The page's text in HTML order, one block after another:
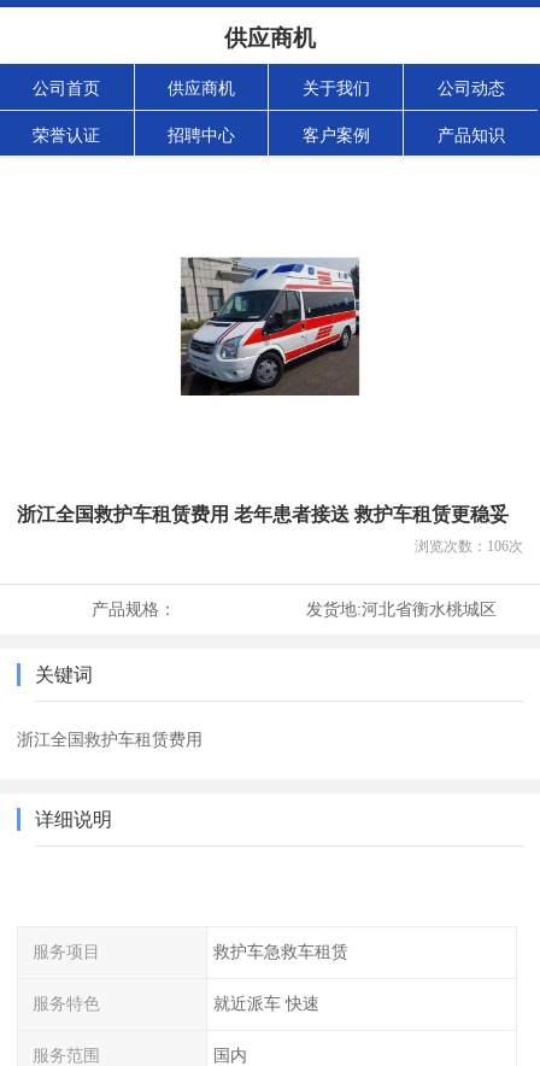
供应商机
公司首页 供应商机 关于我们 公司动态
荣誉认证 招聘中心 客户案例 产品知识
浙江全国救护车租赁费用 老年患者接送 救护车租赁更稳妥
浏览次数： 106次
产品规格： 发货地:河北省衡水桃城区
关键词
浙江全国救护车租赁费用
详细说明
服务项目 救护车急救车租赁
服务特色 就近派车 快速
服务范围 国内